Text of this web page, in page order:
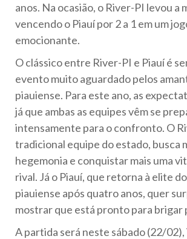
anos. Na ocasião, o River-PI levou a
vencendo o Piauí por 2 a 1 em um
emocionante.
O clássico entre River-PI e Piauí é
evento muito aguardado pelos
piauiense. Para este ano, as
já que ambas as equipes vêm se
intensamente para o confronto. O
tradicional equipe do estado, busca
hegemonia e conquistar mais uma
rival. Já o Piauí, que retorna à elite
piauiense após quatro anos, quer
mostrar que está pronto para brigar
A partida será neste sábado (22/02),